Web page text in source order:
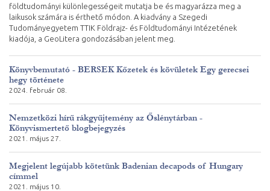
földtudományi különlegességeit mutatja be és magyarázza meg a
laikusok számára is érthető módon. A kiadvány a Szegedi
Tudományegyetem TTIK Földrajz- és Földtudományi Intézetének
kiadója, a GeoLitera gondozásában jelent meg.
Könyvbemutató - BERSEK Kőzetek és kövületek Egy gerecsei
hegy története
2024. február 08.
Nemzetközi hírű rákgyűjtemény az Őslénytárban -
Könyvismertető blogbejegyzés
2021. május 27.
Megjelent legújabb kötetünk Badenian decapods of Hungary
címmel
2021. május 10.